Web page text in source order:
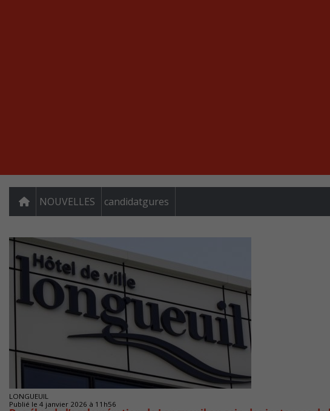
NOUVELLES candidatgures
LONGUEUIL
Publié le 4 janvier 2026 à 11h56